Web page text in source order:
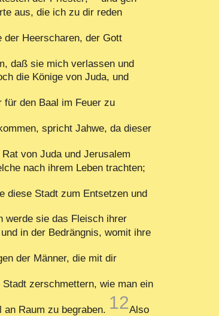
aus, die ich zu dir reden
Heerscharen, der Gott
daß sie mich verlassen und
die Könige von Juda, und
für den Baal im Feuer zu
spricht Jahwe, da dieser
von Juda und Jerusalem
nach ihrem Leben trachten;
diese Stadt zum Entsetzen und
werde sie das Fleisch ihrer
in der Bedrängnis, womit ihre
der Männer, die mit dir
zerschmettern, wie man ein
Raum zu begraben. 12Also